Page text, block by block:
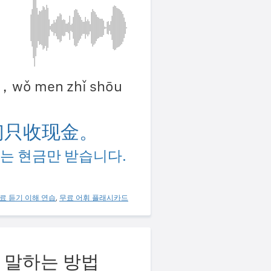
wǒ men zhǐ shōu
收现金。
현금만 받습니다.
듣기 이해 연습, 무료 어휘 플래시카드
하는 방법